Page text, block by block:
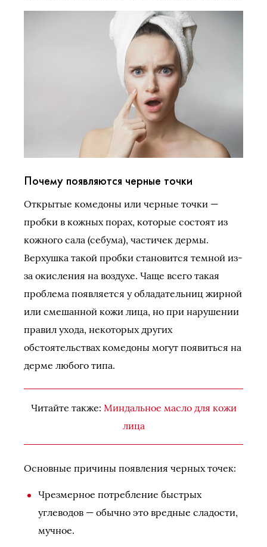
Почему появляются черные точки
Открытые комедоны или черные точки —
пробки в кожных порах, которые состоят из
кожного сала (себума), частичек дермы.
Верхушка такой пробки становится темной из-
за окисления на воздухе. Чаще всего такая
проблема появляется у обладательниц жирной
или смешанной кожи лица, но при нарушении
правил ухода, некоторых других
обстоятельствах комедоны могут появиться на
дерме любого типа.
Читайте также: Миндальное масло для кожи
лица
Основные причины появления черных точек:
Чрезмерное потребление быстрых
углеводов — обычно это вредные сладости,
мучное.